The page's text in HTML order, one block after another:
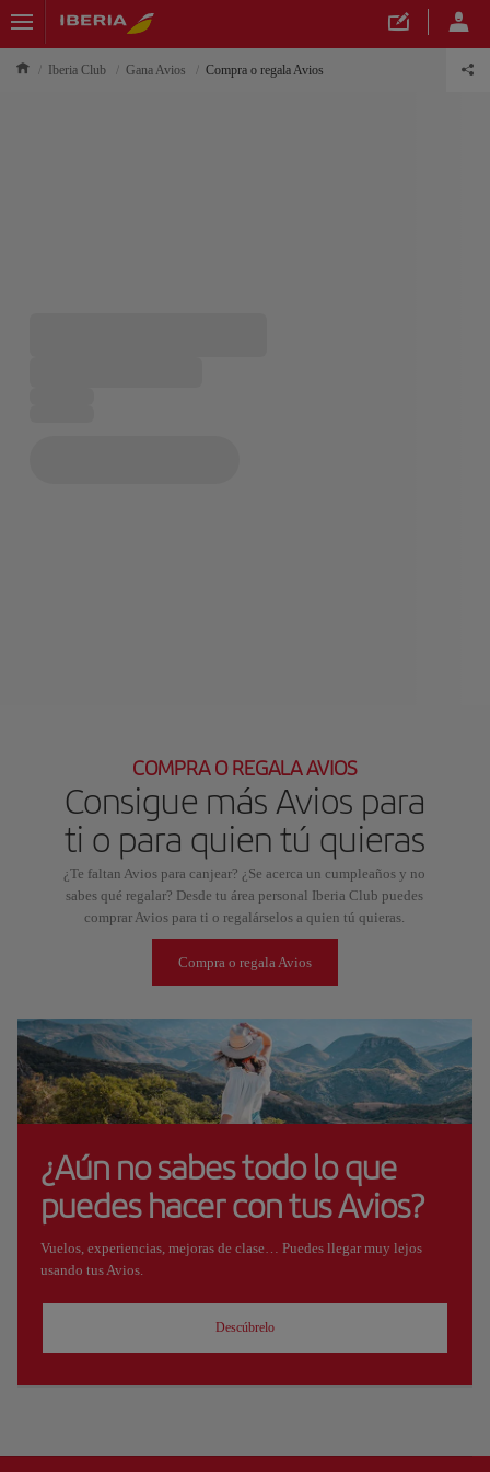
Iberia Club Gana Avios Compra o regala Avios
COMPRA O REGALA AVIOS
Consigue más Avios para
ti o para quien tú quieras
¿Te faltan Avios para canjear? ¿Se acerca un cumpleaños y no
sabes qué regalar? Desde tu área personal Iberia Club puedes
comprar Avios para ti o regalárselos a quien tú quieras.
Compra o regala Avios
¿Aún no sabes todo lo que
puedes hacer con tus Avios?
Vuelos, experiencias, mejoras de clase… Puedes llegar muy lejos
usando tus Avios.
Descúbrelo